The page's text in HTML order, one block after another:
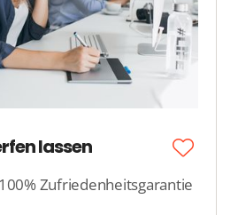
lassen
Zufriedenheitsgarantie